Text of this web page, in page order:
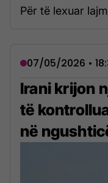
Për të lexuar
07/05/2026 •
Irani krijon
të
në